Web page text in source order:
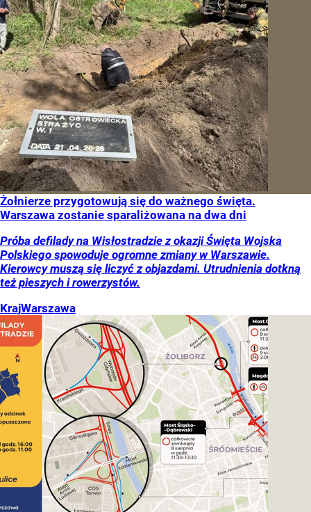
Żołnierze przygotowują się do ważnego święta.
Warszawa zostanie sparaliżowana na dwa dni
Próba defilady na Wisłostradzie z okazji Święta Wojska
Polskiego spowoduje ogromne zmiany w Warszawie.
Kierowcy muszą się liczyć z objazdami. Utrudnienia dotkną
też pieszych i rowerzystów.
KrajWarszawa